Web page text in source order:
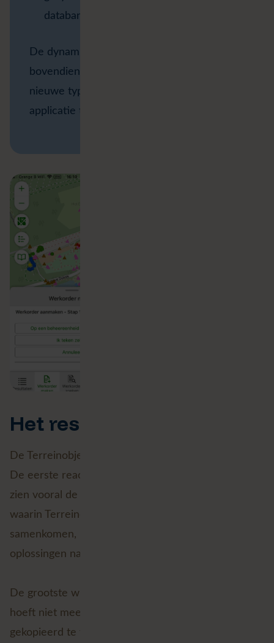
databank.
De dynamische formulieren maken het
bovendien eenvoudig om in de toekomst
nieuwe types Terreinobjecten aan de
applicatie toe te voegen.
Het resultaat
De Terreinobjecten-applicatie gaat binnenkort live.
De eerste reacties van boswachters zijn positief. Zij
zien vooral de meerwaarde van één toepassing
waarin Terreinobjecten en beheerwerken
samenkomen, in plaats van losse apps of lokale
oplossingen naast elkaar.
De grootste winst zit in datakwaliteit. Informatie
hoeft niet meer voor elk proces opnieuw
gekopieerd te worden, maar wordt centraal